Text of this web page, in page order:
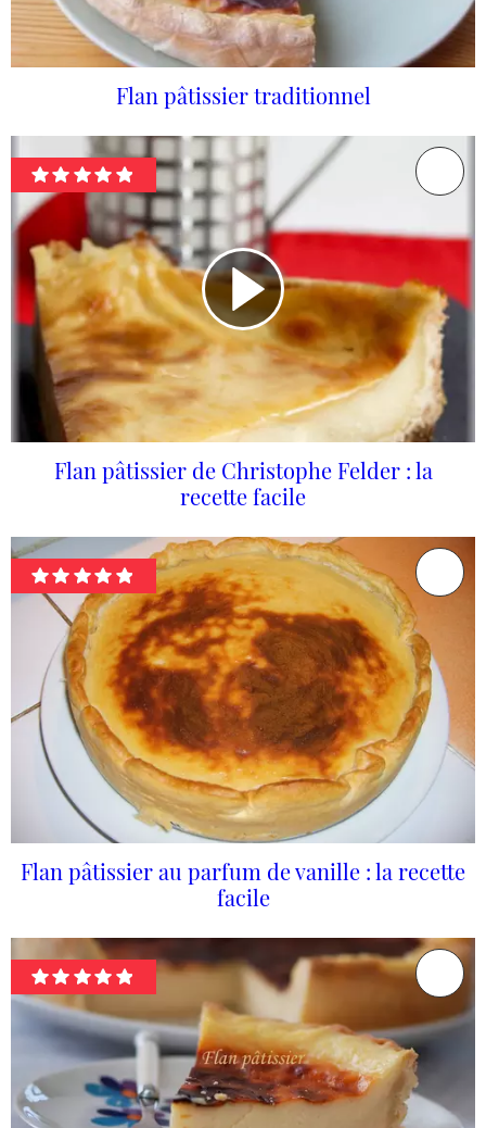
Flan pâtissier traditionnel
Flan pâtissier de Christophe Felder : la
recette facile
Flan pâtissier au parfum de vanille : la recette
facile